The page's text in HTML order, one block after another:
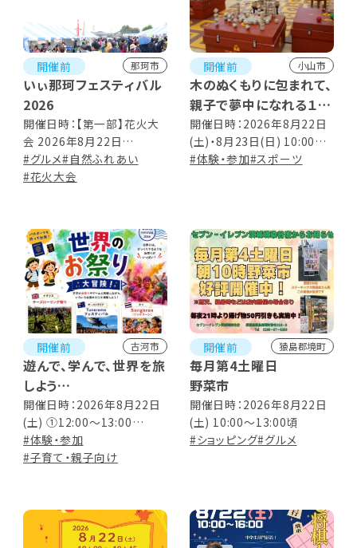
開催前 那珂市
いぃ那珂フェスティバル
2026
開催日時：【第一部】花火大
会 2026年8月22日
(土)15:00～20:00（花火は
19:00～） 【第二部】秋まつり
#グルメ#自然ふれあい
#花火大会
開催前 小山市
木のぬくもりに包まれて、
親子で夢中になれる１日
を。
木育キャラバンinおやま
開催日時：2026年8月22日
(土)・8月23日(日) 10:00～
16:00
#体験・参加#スポーツ
開催前 古河市
遊んで、学んで、世界を旅
しよう
世界のお祭り 大冒険！
開催日時：2026年8月22日
(土) ①12:00～13:00
②14:00～15:00
#体験・参加
#子育て・親子向け
開催前 猿島郡境町
毎月第4土曜日
野菜市
開催日時：2026年8月22日
(土) 10:00～13:00頃
#ショッピング#グルメ